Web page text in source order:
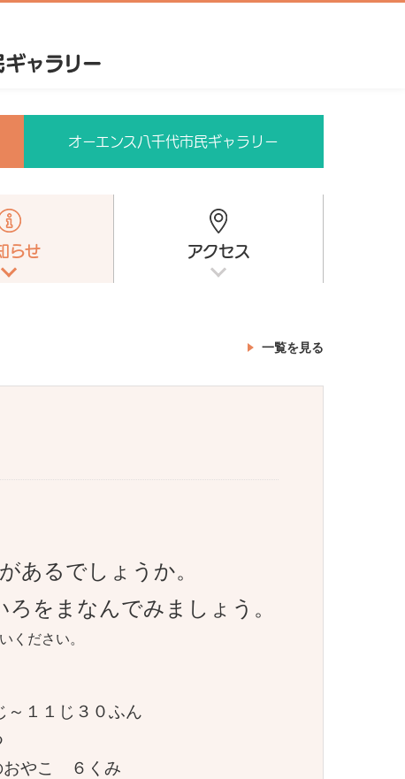
オーエンス八千代市民ギャラリー
らせ アクセス
一覧を見る
あるでしょうか。
をまなんでみましょう。
ください。
～１１じ３０ふん
おやこ ６くみ